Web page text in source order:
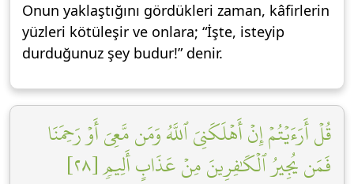
Onun yaklaştığını gördükleri zaman, kâfirlerin
yüzleri kötüleşir ve onlara; “İşte, isteyip
durduğunuz şey budur!” denir.
قُلۡ أَرَءَيۡتُمۡ إِنۡ أَهۡلَكَنِيَ ٱللَّهُ وَمَن مَّعِيَ أَوۡ رَحِمَنَا
فَمَن يُجِيرُ ٱلۡكَٰفِرِينَ مِنۡ عَذَابٍ أَلِيمٖ [٢٨]